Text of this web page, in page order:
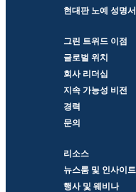
현대판 노예 성명서
그린 트위드 이점
글로벌 위치
회사 리더십
지속 가능성 비전
경력
문의
리소스
뉴스룸 및 인사이트
행사 및 웨비나